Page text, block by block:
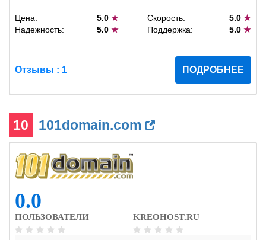
Цена: 5.0★ Скорость: 5.0 ★
Надежность:
5.0★ Поддержка: 5.0 ★
Отзывы : 1 ПОДРОБНЕЕ
10 101domain.com
0.0
ПОЛЬЗОВАТЕЛИ KREOHOST.RU